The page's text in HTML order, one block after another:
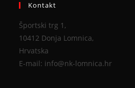
Kontakt
Športski trg 1,
10412 Donja Lomnica,
Hrvatska
E-mail: info@nk-lomnica.hr